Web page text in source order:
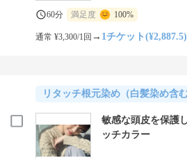
60分 満足度 100%
通常 ¥3,300/1回 → 1チケット(¥2,887.5)
リタッチ根元染め（白髪染め含む
敏感な頭皮を保護
ッチカラー